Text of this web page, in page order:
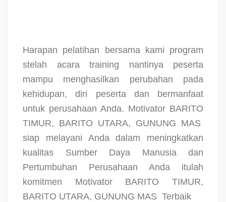
Harapan pelatihan bersama kami program
stelah acara training nantinya peserta
mampu menghasilkan perubahan pada
kehidupan, diri peserta dan bermanfaat
untuk perusahaan Anda. Motivator BARITO
TIMUR, BARITO UTARA, GUNUNG MAS
siap melayani Anda dalam meningkatkan
kualitas Sumber Daya Manusia dan
Pertumbuhan Perusahaan Anda itulah
komitmen Motivator BARITO TIMUR,
BARITO UTARA, GUNUNG MAS Terbaik